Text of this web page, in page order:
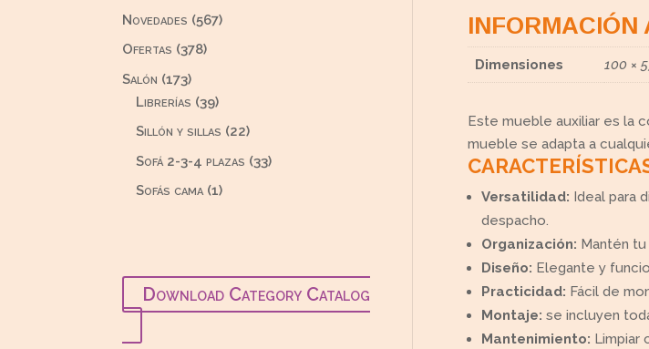
Novedades 567567
Ofertas 378378
Salón 173173
productos
Librerías 3939
productos
Sillón y sillas 2222
productos
Sofá 2-3-4 plazas 3333
Sofás cama 11
Download Category Catalog
INFORMACIÓN
Dimensiones 100 ×
Este mueble auxiliar es la
mueble se adapta a
Versatilidad: Ideal para
despacho.
Organización: Mantén
Diseño: Elegante y
Practicidad: Fácil de
Montaje: se incluyen
Mantenimiento: Limpiar